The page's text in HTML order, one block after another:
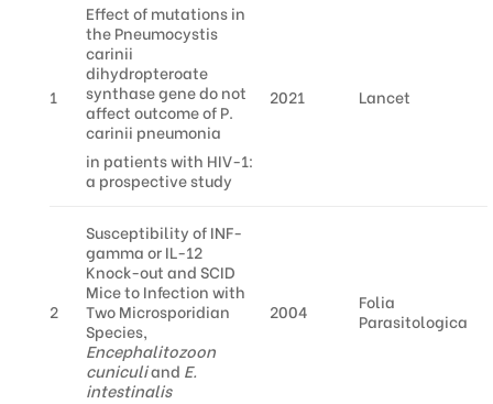
1
Effect of mutations in
the Pneumocystis
carinii
dihydropteroate
synthase gene do not
affect outcome of P.
carinii pneumonia
in patients with HIV-1:
a prospective study
2021 Lancet
2
Susceptibility of INF-
gamma or IL-12
Knock-out and SCID
Mice to Infection with
Two Microsporidian
Species,
Encephalitozoon
cuniculiand E.
intestinalis
2004
Folia
Parasitologica